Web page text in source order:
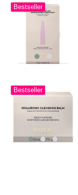
Bestseller
Bestseller